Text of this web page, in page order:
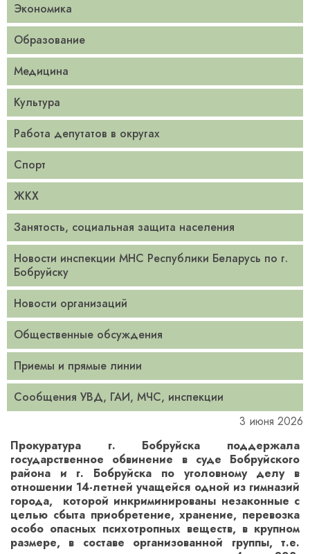
Экономика
Образование
Медицина
Культура
Работа депутатов в округах
Спорт
ЖКХ
Занятость, социальная защита населения
Новости инспекции МНС Республики Беларусь по г.
Бобруйску
Новости организаций
Общественные обсуждения
Приемы и прямые линии
Сообщения УВД, ГАИ, МЧС, инспекции
3 июня 2026
Прокуратура г. Бобруйска поддержала
государственное обвинение в суде Бобруйского
района и г. Бобруйска по уголовному делу в
отношении 14-летней учащейся одной из гимназий
города, которой инкриминированы незаконные с
целью сбыта приобретение, хранение, перевозка
особо опасных психотропных веществ, в крупном
размере, в составе организованной группы, т.е.